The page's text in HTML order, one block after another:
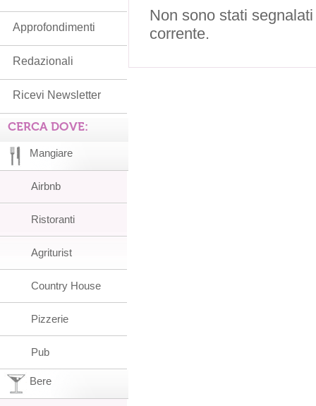
Non sono stati
corrente.
Approfondimenti
Redazionali
Ricevi Newsletter
CERCA DOVE:
Mangiare
Airbnb
Ristoranti
Agriturist
Country House
Pizzerie
Pub
Bere